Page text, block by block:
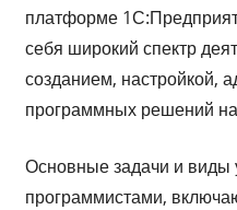
платформе
себя широкий спектр
созданием, настройкой,
программных решений
Основные задачи и виды
программистами,